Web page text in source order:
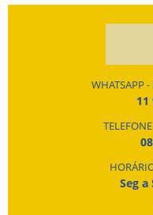
WHATSAPP
11
Seg a